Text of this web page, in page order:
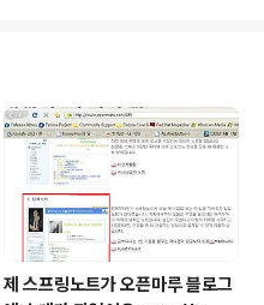
레폰테 교수는 23일(현지시간) G
제 스프링노트가 오픈마루 블로그